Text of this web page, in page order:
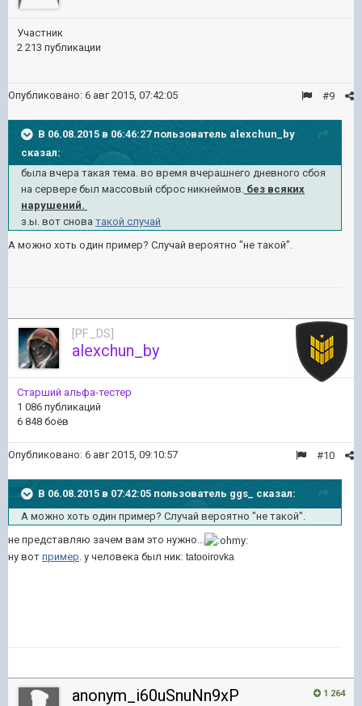
Участник
2 213 публикации
#9
Опубликовано: 6 авг 2015, 07:42:05
В 06.08.2015 в 06:46:27 пользователь alexchun_by
сказал:
была вчера такая тема. во время вчерашнего дневного сбоя
на сервере был массовый сброс никнеймов. без всяких
нарушений.
з.ы. вот снова такой случай
А можно хоть один пример? Случай вероятно "не такой".
458
[PF_DS]
alexchun_by
Старший альфа-тестер
1 086 публикаций
6 848 боёв
#10
Опубликовано: 6 авг 2015, 09:10:57
В 06.08.2015 в 07:42:05 пользователь ggs_ сказал:
А можно хоть один пример? Случай вероятно "не такой".
не представляю зачем вам это нужно...
ну вот пример . у человека был ник: tatooirovka
1 264
anonym_i60uSnuNn9xP